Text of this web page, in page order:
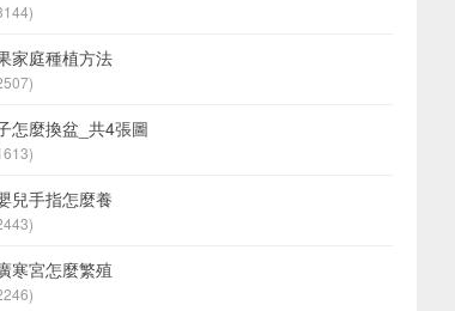
家庭種植方法
怎麼換盆_共4張圖
兒手指怎麼養
寒宮怎麼繁殖